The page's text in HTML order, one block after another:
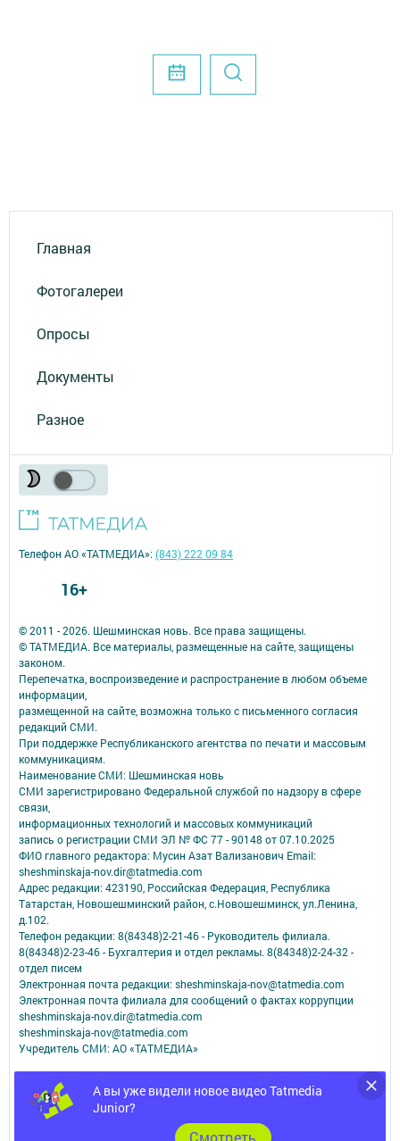
Главная
Фотогалереи
Опросы
Документы
Разное
А вы уже видели новое видео Tatmedia
Junior?
Cмотреть
© 2011 - 2026. Шешминская новь. Все права защищены.
© ТАТМЕДИА. Все материалы, размещенные на сайте, защищены
законом.
Перепечатка, воспроизведение и распространение в любом объеме
информации,
размещенной на сайте, возможна только с письменного согласия
редакций СМИ.
При поддержке Республиканского агентства по печати и массовым
коммуникациям.
Наименование СМИ: Шешминская новь
СМИ зарегистрировано Федеральной службой по надзору в сфере
связи,
информационных технологий и массовых коммуникаций
запись о регистрации СМИ ЭЛ № ФС 77 - 90148 от 07.10.2025
ФИО главного редактора: Мусин Азат Вализанович Email:
sheshminskaja-nov.dir@tatmedia.com
Адрес редакции: 423190, Российская Федерация, Республика
Татарстан, Новошешминский район, с.Новошешминск, ул.Ленина,
д.102.
Телефон редакции: 8(84348)2-21-46 - Руководитель филиала.
8(84348)2-23-46 - Бухгалтерия и отдел рекламы. 8(84348)2-24-32 -
отдел писем
Электронная почта редакции: sheshminskaja-nov@tatmedia.com
Электронная почта филиала для сообщений о фактах коррупции
sheshminskaja-nov.dir@tatmedia.com
sheshminskaja-nov@tatmedia.com
Учредитель СМИ: АО «ТАТМЕДИА»
Антикоррупционная политика
АО «ТАТМЕДИА» использует «cookie»для персонализации сервисов и
удобства пользователей сайтом.
Использование «cookie» можно отменить в настройках браузера.
Телефон АО «ТАТМЕДИА»:(843) 222 09 84
16+